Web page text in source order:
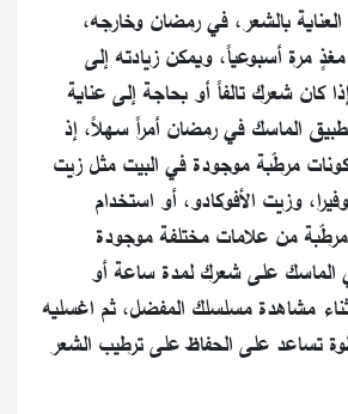
بالشعر، في رمضان وخارجه،
مرة أسبوعياً، ويمكن زيادته إلى
كان شعرك تالفاً أو بحاجة إلى عناية
الماسك في رمضان أمراً سهلاً، إذ
مرطّبة موجودة في البيت مثل زيت
وزيت الأفوكادو، أو استخدام
من علامات مختلفة موجودة
الماسك على شعرك لمدة ساعة أو
مشاهدة مسلسلك المفضل، ثم اغسليه
تساعد على الحفاظ على ترطيب الشعر